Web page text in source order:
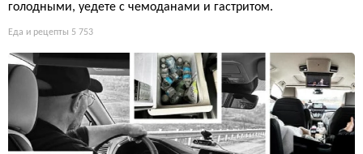
голодными, уедете с чемоданами и гастритом.
Еда и рецепты 5 753